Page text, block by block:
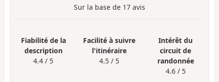
Sur la base de 17 avis
Fiabilité de la
description
4.4 / 5
Facilité à suivre
l'itinéraire
4.5 / 5
Intérêt du
circuit de
randonnée
4.6 / 5